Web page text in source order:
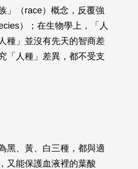
」（race）概念，反覆強
）；在生物學上，「人
種」並沒有先天的智商差
「人種」差異，都不受支
黑、黃、白三種，都與適
又能保護血液裡的葉酸